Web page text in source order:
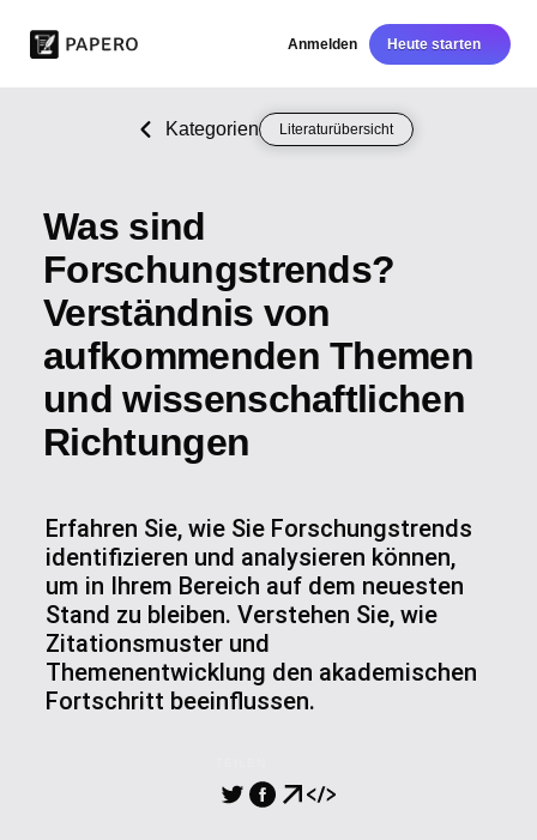
Anmelden Heute starten
Kategorien Literaturübersicht
Was sind
Forschungstrends?
Verständnis von
aufkommenden Themen
und wissenschaftlichen
Richtungen
Erfahren Sie, wie Sie Forschungstrends
identifizieren und analysieren können,
um in Ihrem Bereich auf dem neuesten
Stand zu bleiben. Verstehen Sie, wie
Zitationsmuster und
Themenentwicklung den akademischen
Fortschritt beeinflussen.